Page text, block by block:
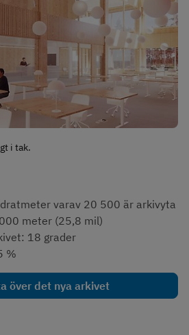
i tak.
varav 20 500 är arkivyta
meter (25,8 mil)
18 grader
%
över det nya arkivet